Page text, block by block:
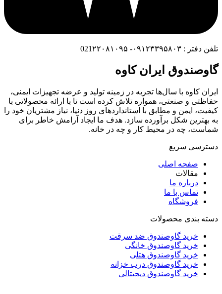
تلفن دفتر : ۰۹۱۲۳۳۹۵۸۰۳- 021۲۲۰۸۱۰۹۵
گاوصندوق ایران کاوه
ایران کاوه با سال‌ها تجربه در زمینه تولید و عرضه تجهیزات ایمنی،
حفاظتی و صنعتی، همواره تلاش کرده است تا با ارائه محصولاتی با
کیفیت، ایمن و مطابق با استانداردهای روز دنیا، نیاز مشتریان خود را
به بهترین شکل برآورده سازد. هدف ما ایجاد آرامش خاطر برای
شماست، چه در محیط کار و چه در خانه.
دسترسی سریع
صفحه اصلی
مقالات
درباره ما
تماس با ما
فروشگاه
دسته بندی محصولات
خرید گاوصندوق ضد سرقت
خرید گاوصندوق خانگی
خرید گاوصندوق هتلی
خرید گاوصندوق درب خزانه
خرید گاوصندوق دیجیتالی